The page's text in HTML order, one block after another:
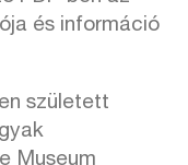
és információ
született
Museum